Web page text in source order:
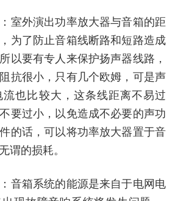
室外演出功率放大器与音箱的距
为了防止音箱线断路和短路造成
以要有专人来保护扬声器线路，
抗很小，只有几个欧姆，可是声
也比较大，这条线距离不易过
要过小，以免造成不必要的声功
的话，可以将功率放大器置于音
谓的损耗。
音箱系统的能源是来自于电网电